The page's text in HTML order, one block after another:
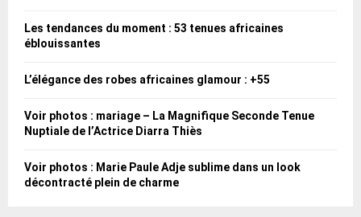
Les tendances du moment : 53 tenues africaines
éblouissantes
L’élégance des robes africaines glamour : +55
Voir photos : mariage – La Magnifique Seconde Tenue
Nuptiale de l’Actrice Diarra Thiès
Voir photos : Marie Paule Adje sublime dans un look
décontracté plein de charme